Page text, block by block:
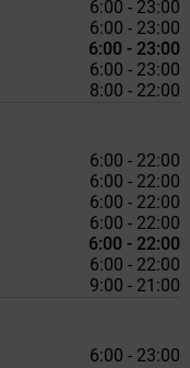
6:00 - 23:00
6:00 - 23:00
6:00 - 23:00
6:00 - 23:00
8:00 - 22:00
6:00 - 22:00
6:00 - 22:00
6:00 - 22:00
6:00 - 22:00
6:00 - 22:00
6:00 - 22:00
9:00 - 21:00
6:00 - 23:00